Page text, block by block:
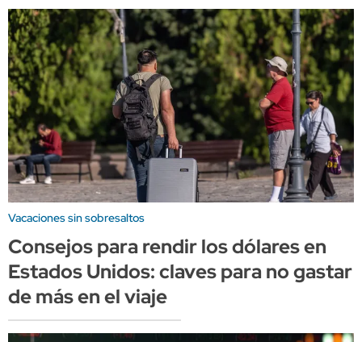
Vacaciones sin sobresaltos
Consejos para rendir los dólares en
Estados Unidos: claves para no gastar
de más en el viaje